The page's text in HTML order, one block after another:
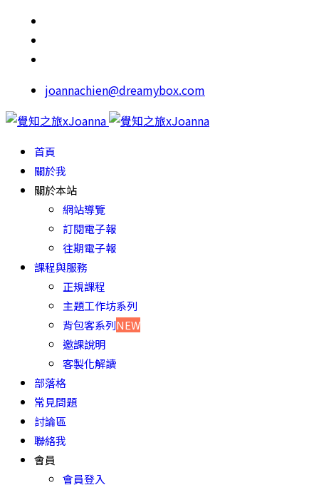
joannachien@dreamybox.com
首頁
關於我
關於本站
網站導覽
訂閱電子報
往期電子報
課程與服務
正規課程
主題工作坊系列
背包客系列NEW
邀課說明
客製化解讀
部落格
常見問題
討論區
聯絡我
會員
會員登入